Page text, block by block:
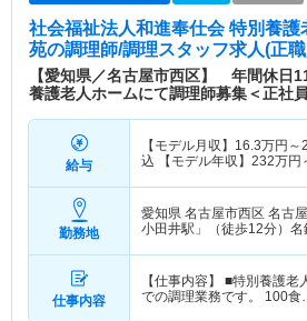
社会福祉法人和進奉仕会 特別養護
苑の調理師/調理スタッフ求人(正
【愛知県／名古屋市西区】 年間休日
養護老人ホームにて調理師募集＜正社
給与
【モデル月収】 16.3万円～
込 【モデル年収】 232万円
勤務地
愛知県 名古屋市西区 名古
小田井駅」（徒歩12分）
仕事内容
【仕事内容】 ■特別養護
での調理業務です。